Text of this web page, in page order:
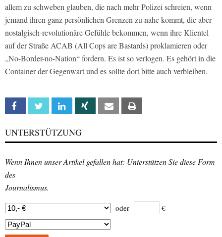
allem zu schweben glauben, die nach mehr Polizei schreien, wenn
jemand ihren ganz persönlichen Grenzen zu nahe kommt, die aber
nostalgisch-revolutionäre Gefühle bekommen, wenn ihre Klientel
auf der Straße ACAB (All Cops are Bastards) proklamieren oder
„No-Border-no-Nation“ fordern. Es ist so verlogen. Es gehört in die
Container der Gegenwart und es sollte dort bitte auch verbleiben.
Facebook Twitter Linkedin Xing Email
UNTERSTÜTZUNG
Wenn Ihnen unser Artikel gefallen hat: Unterstützen Sie diese Form
des
Journalismus.
oder €